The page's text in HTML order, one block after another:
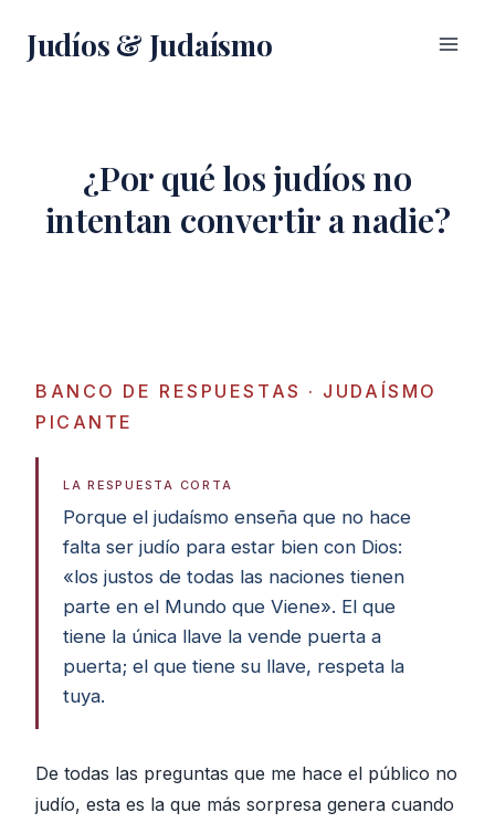
Judíos & Judaísmo
¿Por qué los judíos no
intentan convertir a nadie?
BANCO DE RESPUESTAS · JUDAÍSMO
PICANTE
LA RESPUESTA CORTA
Porque el judaísmo enseña que no hace
falta ser judío para estar bien con Dios:
«los justos de todas las naciones tienen
parte en el Mundo que Viene». El que
tiene la única llave la vende puerta a
puerta; el que tiene su llave, respeta la
tuya.
De todas las preguntas que me hace el público no
judío, esta es la que más sorpresa genera cuando